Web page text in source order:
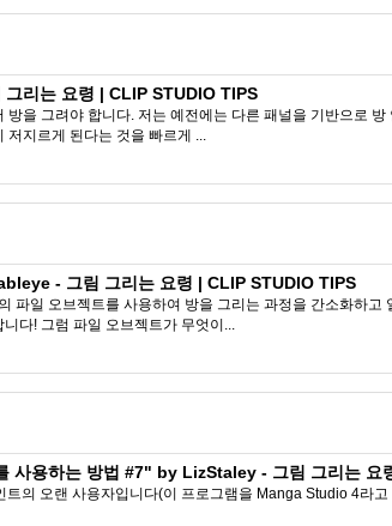
리는 요령 | CLIP STUDIO TIPS
을 그려야 합니다. 저는 예전에는 다른 패널을 기반으로
저지르게 된다는 것을 빠르게 ...
- 그림 그리는 요령 | CLIP STUDIO TIPS
파일 오브젝트를 사용하여 방을 그리는 과정을 간소화하
다! 그럼 파일 오브젝트가 무엇이...
사용하는 방법 #7" by LizStaley - 그림 그리는 요
의 오랜 사용자입니다(이 프로그램을 Manga Studio 4라